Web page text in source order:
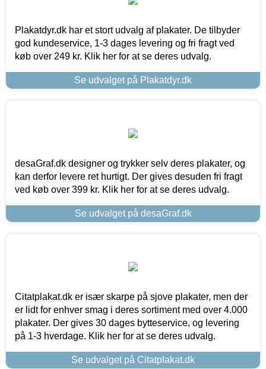
Plakatdyr.dk har et stort udvalg af plakater. De tilbyder
god kundeservice, 1-3 dages levering og fri fragt ved
køb over 249 kr. Klik her for at se deres udvalg.
Se udvalget på Plakatdyr.dk
desaGraf.dk designer og trykker selv deres plakater, og
kan derfor levere ret hurtigt. Der gives desuden fri fragt
ved køb over 399 kr. Klik her for at se deres udvalg.
Se udvalget på desaGraf.dk
Citatplakat.dk er især skarpe på sjove plakater, men der
er lidt for enhver smag i deres sortiment med over 4.000
plakater. Der gives 30 dages bytteservice, og levering
på 1-3 hverdage. Klik her for at se deres udvalg.
Se udvalget på Citatplakat.dk